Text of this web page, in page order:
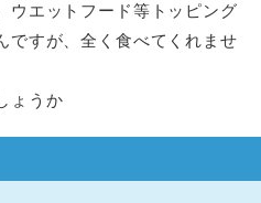
ウエットフード等トッピング
ですが、全く食べてくれませ
ょうか